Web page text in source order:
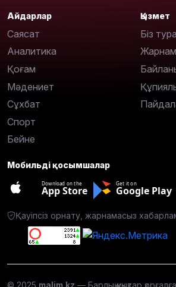
Айдарлар
Саясат
Аналитика
Қоғам
Мәдениет
Сұхбат
Спорт
Бейне
Қызмет
Біз
Мобильді қосымшалар
Download on the
App Store
Get it on
Google Play
Қауіпсіз орнату, жарнамасыз
© 2025 malim.kz — Барлық құқықтар